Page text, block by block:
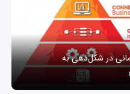
در شکل‌دهی به